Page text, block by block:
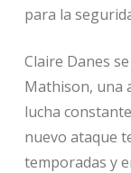
para la
Claire Danes
Mathison, una
lucha
nuevo ataque
temporadas y